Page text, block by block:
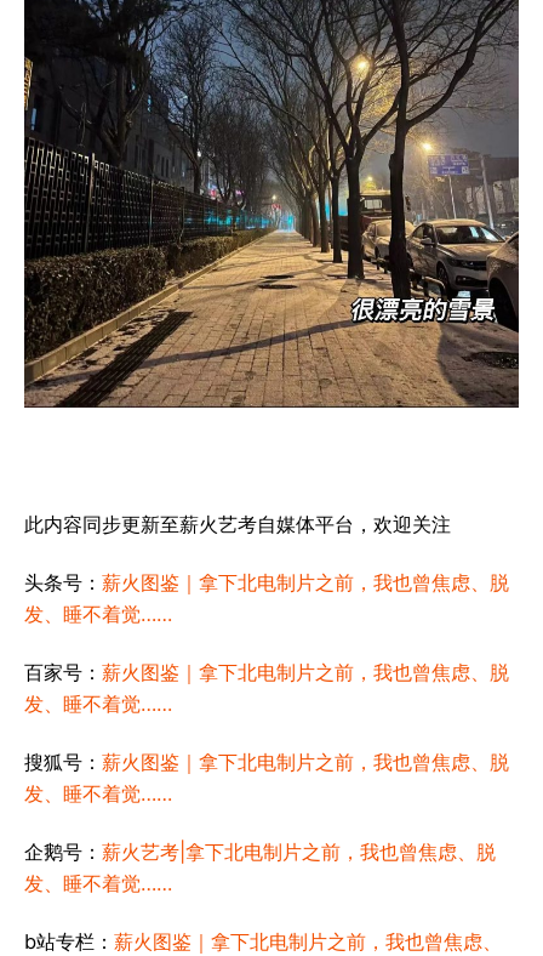
此内容同步更新至薪火艺考自媒体平台，欢迎关注
头条号： 薪火图鉴｜拿下北电制片之前，我也曾焦虑、脱
发、睡不着觉……
百家号： 薪火图鉴｜拿下北电制片之前，我也曾焦虑、脱
发、睡不着觉……
搜狐号： 薪火图鉴｜拿下北电制片之前，我也曾焦虑、脱
发、睡不着觉……
企鹅号： 薪火艺考|拿下北电制片之前，我也曾焦虑、脱
发、睡不着觉……
b站专栏： 薪火图鉴｜拿下北电制片之前，我也曾焦虑、